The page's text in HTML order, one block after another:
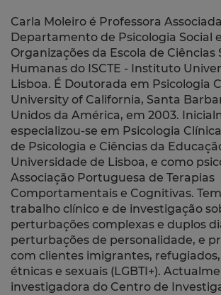
Carla Moleiro é Professora
Departamento de Psicologia Social
Organizações da Escola de Ciências
Humanas do ISCTE - Instituto
Lisboa. É Doutorada em Psicologia
University of California, Santa
Unidos da América, em 2003.
especializou-se em Psicologia
de Psicologia e Ciências da
Universidade de Lisboa, e como
Associação Portuguesa de Terapias
Comportamentais e Cognitivas.
trabalho clínico e de investigação
perturbações complexas e duplos
perturbações de personalidade, e
com clientes imigrantes,
étnicas e sexuais (LGBTI+).
investigadora do Centro de